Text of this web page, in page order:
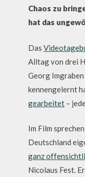
Chaos zu
hat das
Das
Alltag von drei
Georg
kennengelernt
gearbeitet –
Im Film
Deutschland
ganz
Nicolaus Fest.